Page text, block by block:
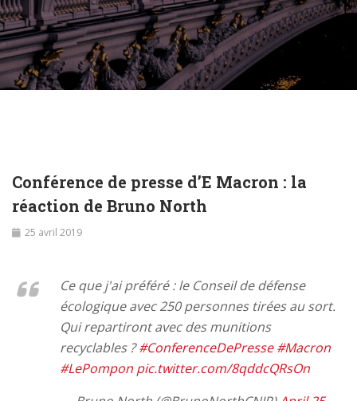
Conférence de presse d’E Macron : la
réaction de Bruno North
25 avril 2019
Ce que j'ai préféré : le Conseil de défense
écologique avec 250 personnes tirées au sort.
Qui repartiront avec des munitions
recyclables ?#ConferenceDePresse #Macron
#LePompon pic.twitter.com/8qddcQRsOn